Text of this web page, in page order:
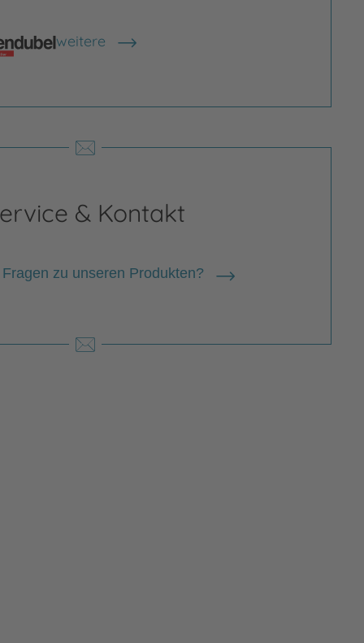
weitere
Shops anzeigen
& Kontakt
zu unseren Produkten?